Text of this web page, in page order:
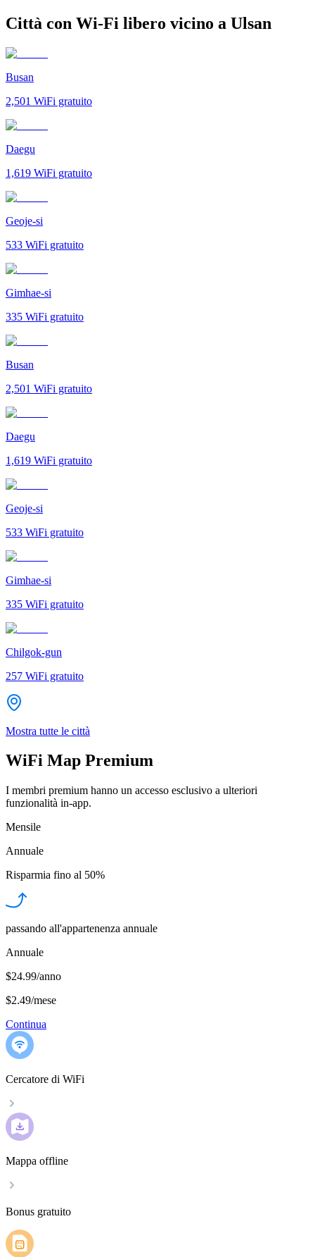
Città con Wi-Fi libero vicino a Ulsan
Busan
2,501 WiFi gratuito
Daegu
1,619 WiFi gratuito
Geoje-si
533 WiFi gratuito
Gimhae-si
335 WiFi gratuito
Busan
2,501 WiFi gratuito
Daegu
1,619 WiFi gratuito
Geoje-si
533 WiFi gratuito
Gimhae-si
335 WiFi gratuito
Chilgok-gun
257 WiFi gratuito
Mostra tutte le città
WiFi Map Premium
I membri premium hanno un accesso esclusivo a ulteriori
funzionalità in-app.
Mensile
Annuale
Risparmia fino al 50%
passando all'appartenenza annuale
Annuale
$24.99/anno
$2.49/mese
Continua
Cercatore di WiFi
Mappa offline
Bonus gratuito